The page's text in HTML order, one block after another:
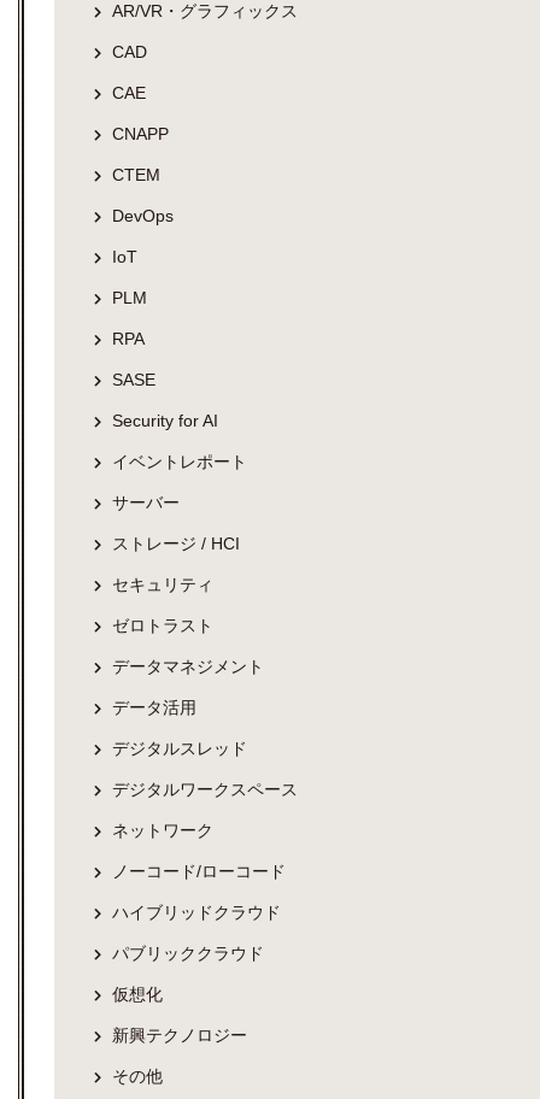
AR/VR・グラフィックス
CAD
CAE
CNAPP
CTEM
DevOps
IoT
PLM
RPA
SASE
Security for AI
イベントレポート
サーバー
ストレージ / HCI
セキュリティ
ゼロトラスト
データマネジメント
データ活用
デジタルスレッド
デジタルワークスペース
ネットワーク
ノーコード/ローコード
ハイブリッドクラウド
パブリッククラウド
仮想化
新興テクノロジー
その他